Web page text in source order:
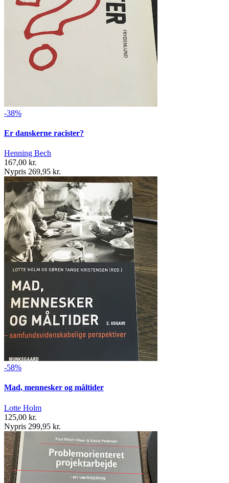
-38%
Er danskerne racister?
Henning Bech
167,00 kr.
Nypris 269,95 kr.
-58%
Mad, mennesker og måltider
Lotte Holm
125,00 kr.
Nypris 299,95 kr.